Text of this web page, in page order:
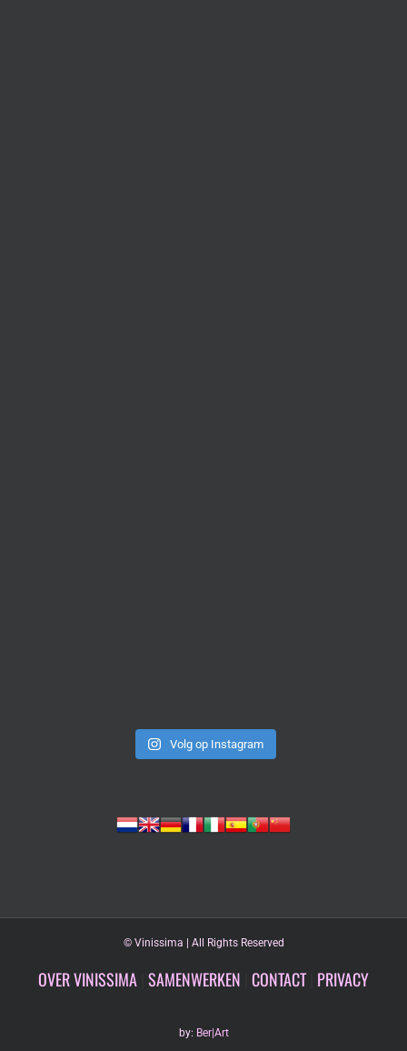
Volg op Instagram
© Vinissima | All Rights Reserved
OVER VINISSIMA SAMENWERKEN CONTACT| PRIVACY
by: Ber|Art